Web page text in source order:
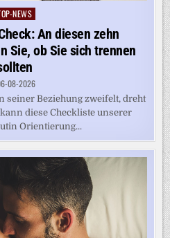
NEWS
An diesen zehn
Sie, ob Sie sich trennen
08-2026
seiner Beziehung zweifelt, dreht
diese Checkliste unserer
Orientierung...